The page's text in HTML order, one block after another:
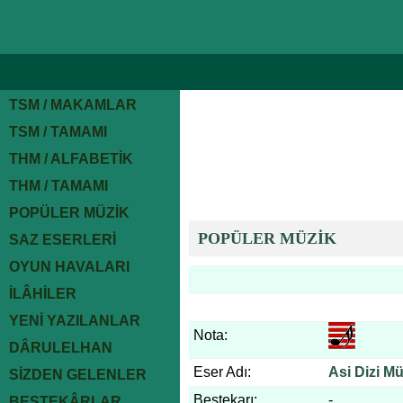
TSM / MAKAMLAR
TSM / TAMAMI
THM / ALFABETİK
THM / TAMAMI
POPÜLER MÜZİK
SAZ ESERLERİ
OYUN HAVALARI
İLÂHİLER
YENİ YAZILANLAR
DÂRULELHAN
SİZDEN GELENLER
POPÜLER MÜZİK
Nota:
Eser Adı:
Asi Dizi
Bestekarı:
-